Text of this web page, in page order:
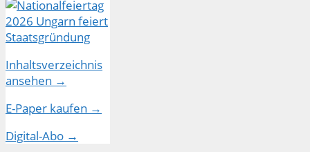
Inhaltsverzeichnis
ansehen →
E-Paper kaufen →
Digital-Abo →